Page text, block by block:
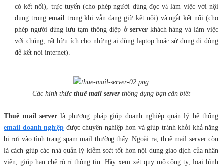
có kết nối), trực tuyến (cho phép người dùng đọc và làm việc với nội
dung trongemailtrong khi vẫn đang giữ kết nối) và ngắt kết nối (cho
phép người dùng lưu tạm thông điệp ở serverkhách hàng và làm việc
với chúng, rất hữu ích cho những ai dùng laptop hoặc sử dụng di động
để kết nói internet).
Các hình thức thuê mail serverthông dụng bạn cần biết
Thuê mail server là phương pháp giúp doanh nghiệp quản lý hệ thống
email doanh nghiệp được chuyên nghiệp hơn và giúp tránh khỏi khả năng
bị rơi vào tình trạng spam mail thường thấy. Ngoài ra, thuê mail server còn
là cách giúp các nhà quản lý kiểm soát tốt hơn nội dung giao dịch của nhân
viên, giúp hạn chế rò rỉ thông tin. Hãy xem xét quy mô công ty, loại hình